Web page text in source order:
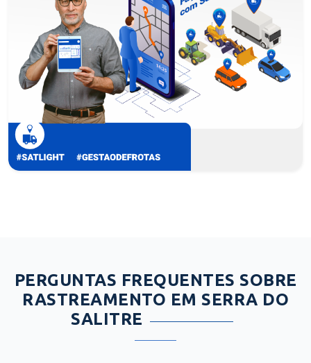
PERGUNTAS FREQUENTES SOBRE
RASTREAMENTO EM SERRA DO
SALITRE